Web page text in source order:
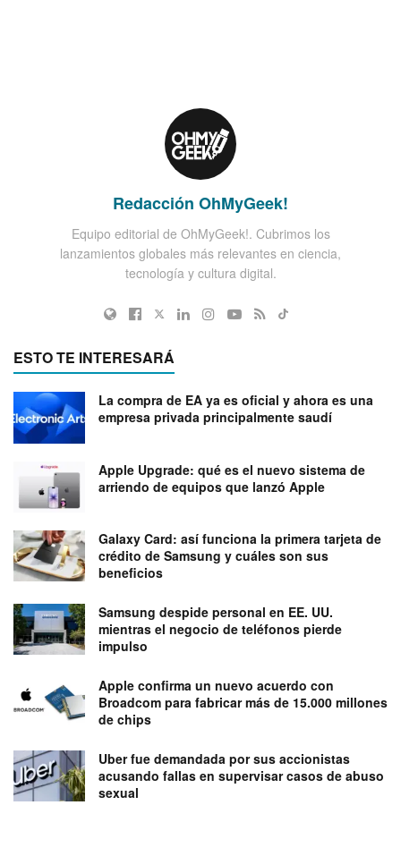
Redacción OhMyGeek!
Equipo editorial de OhMyGeek!. Cubrimos los
lanzamientos globales más relevantes en ciencia,
tecnología y cultura digital.
ESTO TE INTERESARÁ
La compra de EA ya es oficial y ahora es una
empresa privada principalmente saudí
Apple Upgrade: qué es el nuevo sistema de
arriendo de equipos que lanzó Apple
Galaxy Card: así funciona la primera tarjeta de
crédito de Samsung y cuáles son sus
beneficios
Samsung despide personal en EE. UU.
mientras el negocio de teléfonos pierde
impulso
Apple confirma un nuevo acuerdo con
Broadcom para fabricar más de 15.000 millones
de chips
Uber fue demandada por sus accionistas
acusando fallas en supervisar casos de abuso
sexual